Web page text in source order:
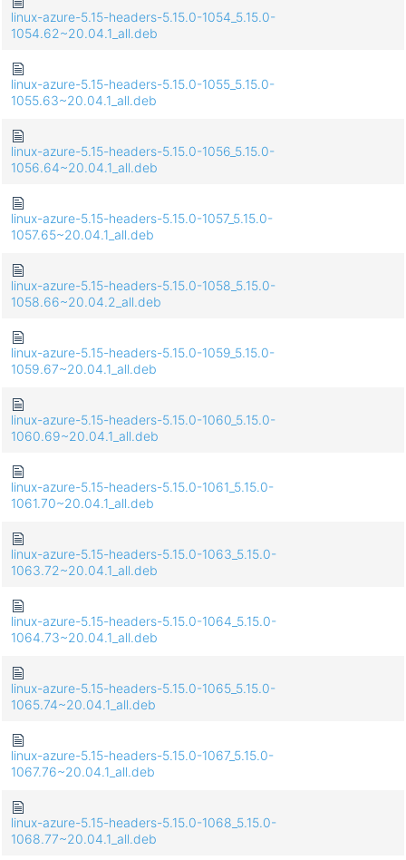
linux-azure-5.15-headers-5.15.0-1054_5.15.0-
1054.62~20.04.1_all.deb
linux-azure-5.15-headers-5.15.0-1055_5.15.0-
1055.63~20.04.1_all.deb
linux-azure-5.15-headers-5.15.0-1056_5.15.0-
1056.64~20.04.1_all.deb
linux-azure-5.15-headers-5.15.0-1057_5.15.0-
1057.65~20.04.1_all.deb
linux-azure-5.15-headers-5.15.0-1058_5.15.0-
1058.66~20.04.2_all.deb
linux-azure-5.15-headers-5.15.0-1059_5.15.0-
1059.67~20.04.1_all.deb
linux-azure-5.15-headers-5.15.0-1060_5.15.0-
1060.69~20.04.1_all.deb
linux-azure-5.15-headers-5.15.0-1061_5.15.0-
1061.70~20.04.1_all.deb
linux-azure-5.15-headers-5.15.0-1063_5.15.0-
1063.72~20.04.1_all.deb
linux-azure-5.15-headers-5.15.0-1064_5.15.0-
1064.73~20.04.1_all.deb
linux-azure-5.15-headers-5.15.0-1065_5.15.0-
1065.74~20.04.1_all.deb
linux-azure-5.15-headers-5.15.0-1067_5.15.0-
1067.76~20.04.1_all.deb
linux-azure-5.15-headers-5.15.0-1068_5.15.0-
1068.77~20.04.1_all.deb